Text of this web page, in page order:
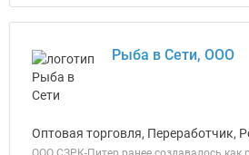
Рыба в Сети, ООО
Оптовая торговля, Переработчик,